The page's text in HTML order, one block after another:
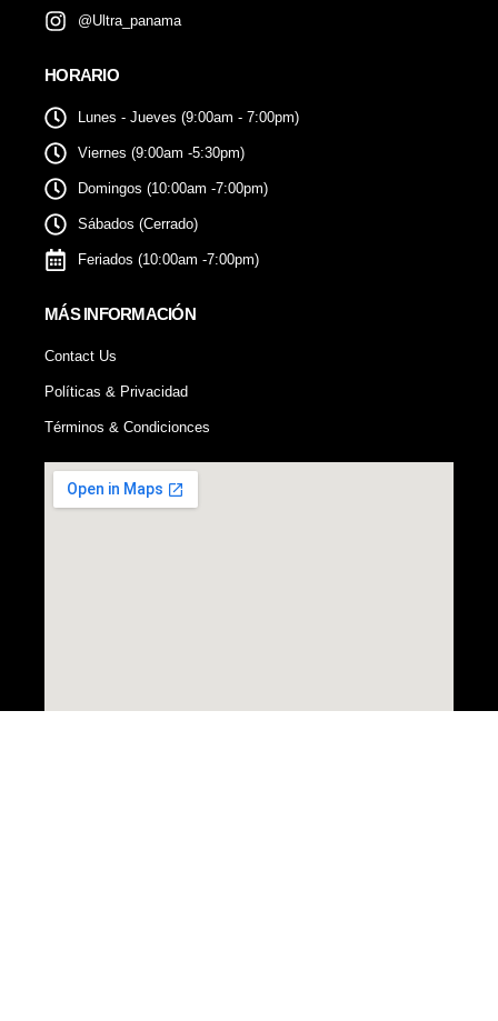
@Ultra_panama
HORARIO
Lunes - Jueves (9:00am - 7:00pm)
Viernes (9:00am -5:30pm)
Domingos (10:00am -7:00pm)
Sábados (Cerrado)
Feriados (10:00am -7:00pm)
MÁS INFORMACIÓN
Contact Us
Políticas & Privacidad
Términos & Condicionces